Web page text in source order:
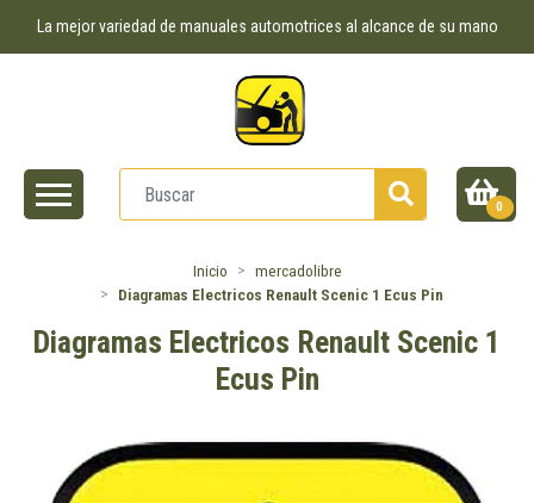
La mejor variedad de manuales automotrices al alcance de su mano
0
Inicio
mercadolibre
Diagramas Electricos Renault Scenic 1 Ecus Pin
Diagramas Electricos Renault Scenic 1
Ecus Pin